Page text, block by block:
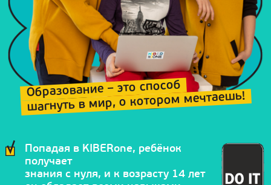
Образование – это способ
шагнуть в мир, о котором мечтаешь!
Попадая в KIBERone, ребёнок
получает
знания с нуля, и к возрасту 14 лет